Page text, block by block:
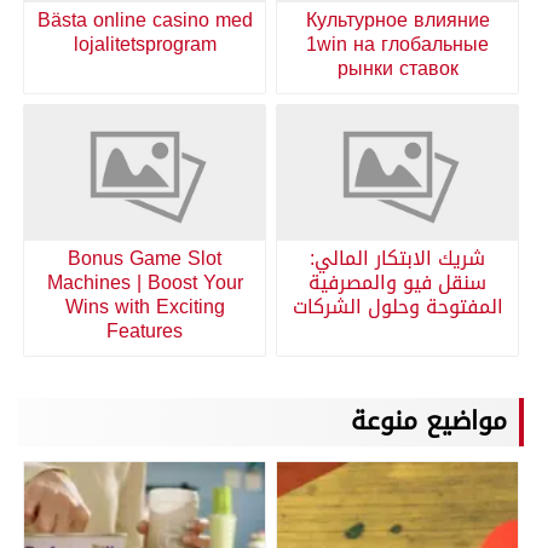
Культурное влияние
1win на глобальные
рынки ставок
Bästa online casino med
lojalitetsprogram
شريك الابتكار المالي:
سنقل فيو والمصرفية
المفتوحة وحلول الشركات
Bonus Game Slot
Machines | Boost Your
Wins with Exciting
Features
مواضيع منوعة